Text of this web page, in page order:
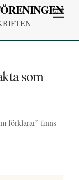
som
förklarar” finns